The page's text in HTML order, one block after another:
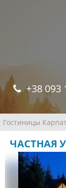
+38 093
Гостиницы Карпат
ЧАСТНАЯ